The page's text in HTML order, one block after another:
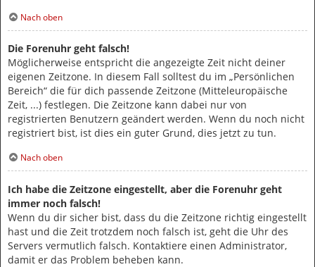
Nach oben
Die Forenuhr geht falsch!
Möglicherweise entspricht die angezeigte Zeit nicht deiner
eigenen Zeitzone. In diesem Fall solltest du im „Persönlichen
Bereich“ die für dich passende Zeitzone (Mitteleuropäische
Zeit, ...) festlegen. Die Zeitzone kann dabei nur von
registrierten Benutzern geändert werden. Wenn du noch nicht
registriert bist, ist dies ein guter Grund, dies jetzt zu tun.
Nach oben
Ich habe die Zeitzone eingestellt, aber die Forenuhr geht
immer noch falsch!
Wenn du dir sicher bist, dass du die Zeitzone richtig eingestellt
hast und die Zeit trotzdem noch falsch ist, geht die Uhr des
Servers vermutlich falsch. Kontaktiere einen Administrator,
damit er das Problem beheben kann.